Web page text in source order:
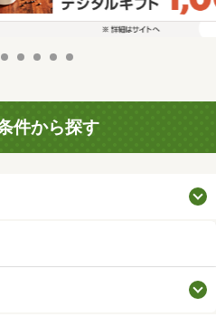
件から探す